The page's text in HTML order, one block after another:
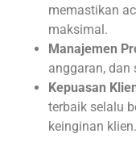
memastikan
maksimal.
Manajemen
anggaran, dan
Kepuasan
terbaik selalu
keinginan klien.